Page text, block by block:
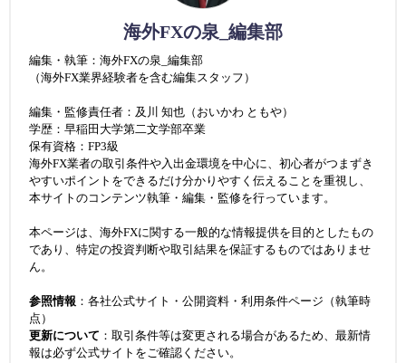
海外FXの泉_編集部
編集・執筆：海外FXの泉_編集部
（海外FX業界経験者を含む編集スタッフ）
編集・監修責任者：及川 知也（おいかわ ともや）
学歴：早稲田大学第二文学部卒業
保有資格：FP3級
海外FX業者の取引条件や入出金環境を中心に、初心者がつまずき
やすいポイントをできるだけ分かりやすく伝えることを重視し、
本サイトのコンテンツ執筆・編集・監修を行っています。
本ページは、海外FXに関する一般的な情報提供を目的としたもの
であり、特定の投資判断や取引結果を保証するものではありませ
ん。
参照情報 ：各社公式サイト・公開資料・利用条件ページ（執筆時
点）
更新について ：取引条件等は変更される場合があるため、最新情
報は必ず公式サイトをご確認ください。